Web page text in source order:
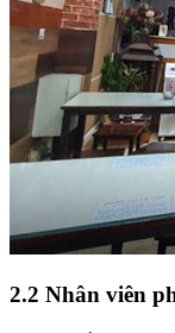
2.2 Nhân viên